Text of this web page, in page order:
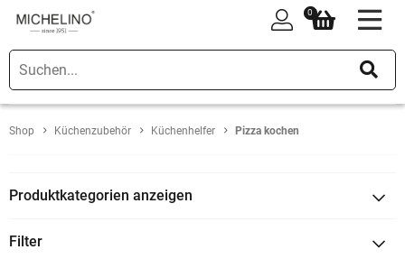
0
0
Shop Küchenzubehör Küchenhelfer Pizza kochen
Produktkategorien anzeigen
Filter